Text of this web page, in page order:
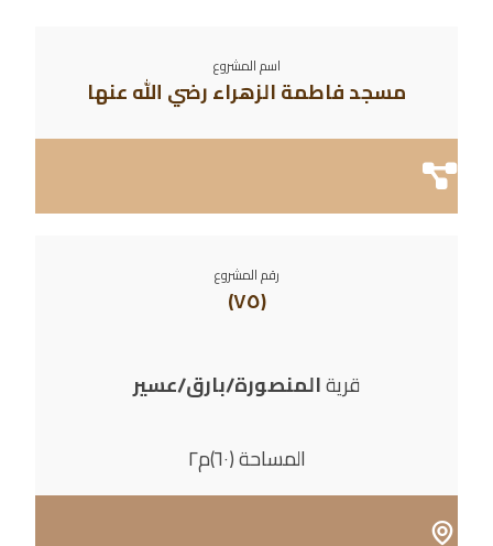
اسم المشروع
مسجد فاطمة الزهراء رضي الله عنها
رقم المشروع
(٧٥)
قريةالمنصورة/بارق/عسير
المساحة (٦٠)م٢